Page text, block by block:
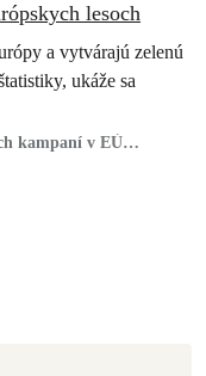
lesoch
a vytvárajú zelenú
ukáže sa
kampaní v EÚ